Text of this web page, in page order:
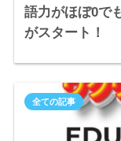
語力がほぼ0で
がスタート！
全ての記事